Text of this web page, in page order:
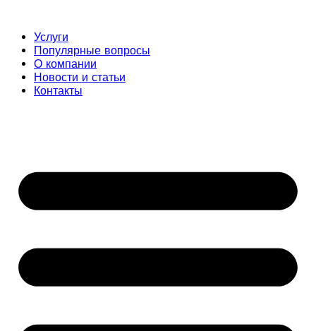
Услуги
Популярные вопросы
О компании
Новости и статьи
Контакты